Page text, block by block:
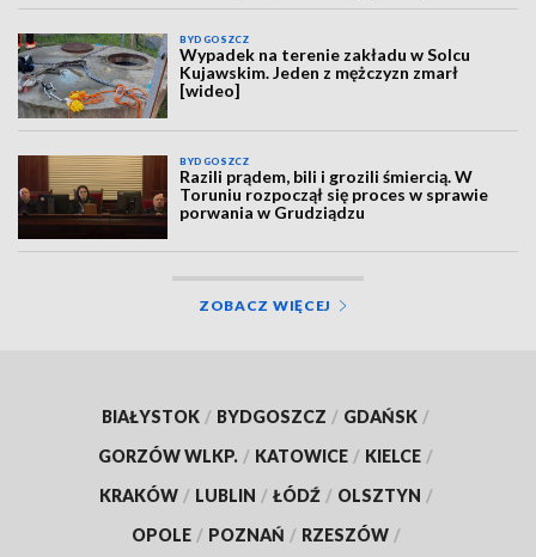
BYDGOSZCZ
Wypadek na terenie zakładu w Solcu
Kujawskim. Jeden z mężczyzn zmarł
[wideo]
BYDGOSZCZ
Razili prądem, bili i grozili śmiercią. W
Toruniu rozpoczął się proces w sprawie
porwania w Grudziądzu
ZOBACZ WIĘCEJ
BIAŁYSTOK / BYDGOSZCZ / GDAŃSK /
GORZÓW WLKP. / KATOWICE / KIELCE /
KRAKÓW / LUBLIN / ŁÓDŹ / OLSZTYN /
OPOLE / POZNAŃ / RZESZÓW /